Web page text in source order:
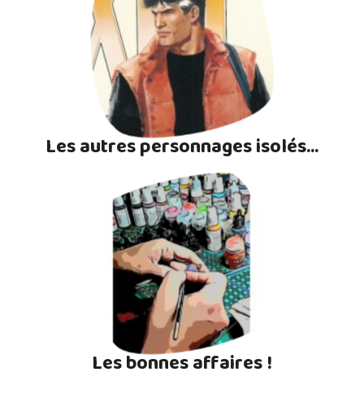
Les autres personnages isolés...
Les bonnes affaires !